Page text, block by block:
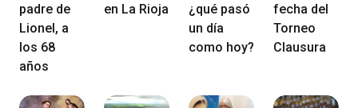
padre de
Lionel, a
los 68
años
en La Rioja
¿qué pasó
un día
como hoy?
fecha del
Torneo
Clausura